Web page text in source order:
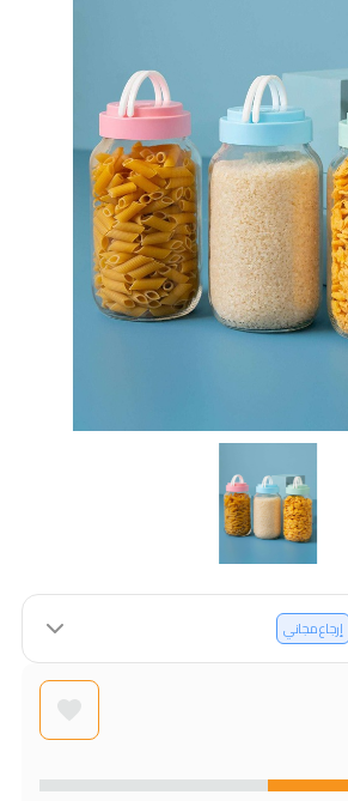
إرجاع مجاني